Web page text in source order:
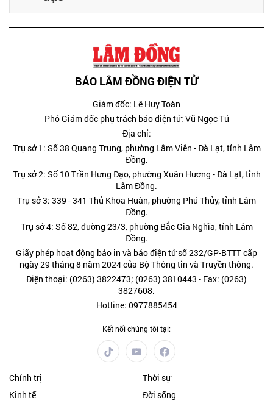
BÁO LÂM ĐỒNG ĐIỆN TỬ
Giám đốc: Lê Huy Toàn
Phó Giám đốc phụ trách báo điện tử: Vũ Ngọc Tú
Địa chỉ:
Trụ sở 1: Số 38 Quang Trung, phường Lâm Viên - Đà Lạt, tỉnh Lâm
Đồng.
Trụ sở 2: Số 10 Trần Hưng Đạo, phường Xuân Hương - Đà Lạt, tỉnh
Lâm Đồng.
Trụ sở 3: 339 - 341 Thủ Khoa Huân, phường Phú Thủy, tỉnh Lâm
Đồng.
Trụ sở 4: Số 82, đường 23/3, phường Bắc Gia Nghĩa, tỉnh Lâm
Đồng.
Giấy phép hoạt động báo in và báo điện tử số 232/GP-BTTT cấp
ngày 29 tháng 8 năm 2024 của Bộ Thông tin và Truyền thông.
Điện thoại: (0263) 3822473; (0263) 3810443 - Fax: (0263)
3827608.
Hotline: 0977885454
Kết nối chúng tôi tại:
Chính trị
Thời sự
Kinh tế
Đời sống